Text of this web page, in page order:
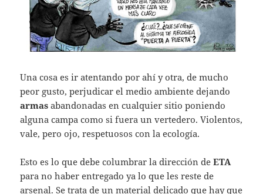
Una cosa es ir atentando por ahí y otra, de mucho
peor gusto, perjudicar el medio ambiente dejando
armas abandonadas en cualquier sitio poniendo
alguna campa como si fuera un vertedero. Violentos,
vale, pero ojo, respetuosos con la ecología.
Esto es lo que debe columbrar la dirección deETA
para no haber entregado ya lo que les reste de
arsenal. Se trata de un material delicado que hay que